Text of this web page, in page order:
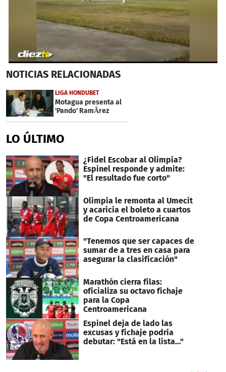
seconds
47
seconds
NOTICIAS RELACIONADAS
LIGA HONDUBET
Motagua presenta al
'Pando' RamÃ­rez
LO ÚLTIMO
¿Fidel Escobar al Olimpia?
Espinel responde y admite:
"El resultado fue corto"
Olimpia le remonta al Umecit
y acaricia el boleto a cuartos
de Copa Centroamericana
"Tenemos que ser capaces de
sumar de a tres en casa para
asegurar la clasificación"
Marathón cierra filas:
oficializa su octavo fichaje
para la Copa
Centroamericana
Espinel deja de lado las
excusas y fichaje podría
debutar: "Está en la lista..."